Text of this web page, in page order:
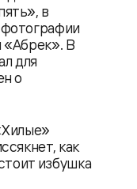
в
«Абрек». В
для
о
как
избушка